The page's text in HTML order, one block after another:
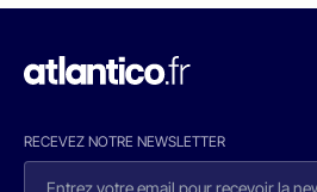
RECEVEZ NOTRE NEWSLETTER